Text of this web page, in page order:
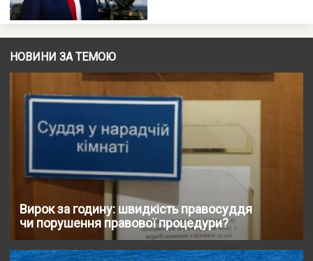
НОВИНИ ЗА ТЕМОЮ
Вирок за годину: швидкість правосуддя
чи порушення правової процедури?